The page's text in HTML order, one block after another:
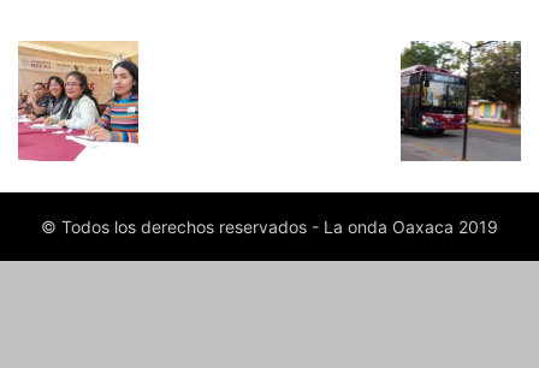
© Todos los derechos reservados - La onda Oaxaca 2019